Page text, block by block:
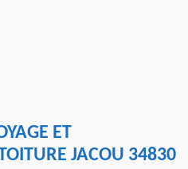
ET
JACOU 34830